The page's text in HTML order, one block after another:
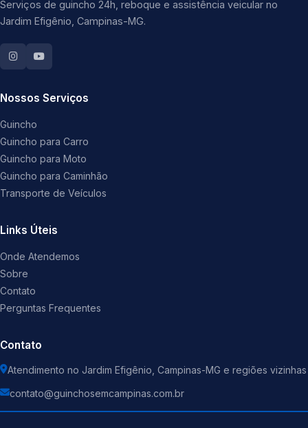
Serviços de guincho 24h, reboque e assistência veicular no
Jardim Efigênio, Campinas-MG.
Nossos Serviços
Guincho
Guincho para Carro
Guincho para Moto
Guincho para Caminhão
Transporte de Veículos
Links Úteis
Onde Atendemos
Sobre
Contato
Perguntas Frequentes
Contato
Atendimento no Jardim Efigênio, Campinas-MG e regiões vizinhas
contato@guinchosemcampinas.com.br